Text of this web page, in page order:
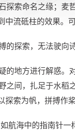
探索命名之缘；麦
中流砥柱的效果。
的探索，无法驶
的地方进行解惑。
之间，扎足于水稻
探索为帆，拼搏作
航海中的指南针一